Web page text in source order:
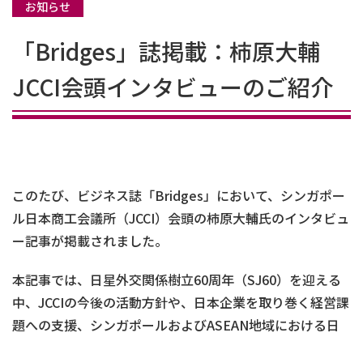
お知らせ
「Bridges」誌掲載：柿原大輔
JCCI会頭インタビューのご紹介
このたび、ビジネス誌「Bridges」において、シンガポー
ル日本商工会議所（JCCI）会頭の柿原大輔氏のインタビュ
ー記事が掲載されました。
本記事では、日星外交関係樹立60周年（SJ60）を迎える
中、JCCIの今後の活動方針や、日本企業を取り巻く経営課
題への支援、シンガポールおよびASEAN地域における日